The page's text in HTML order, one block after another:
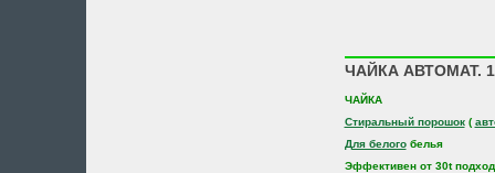
ЧАЙКА АВТОМАТ.
ЧАЙКА
Стиральный порошок(
Для белогобелья
Эффективен от 30t